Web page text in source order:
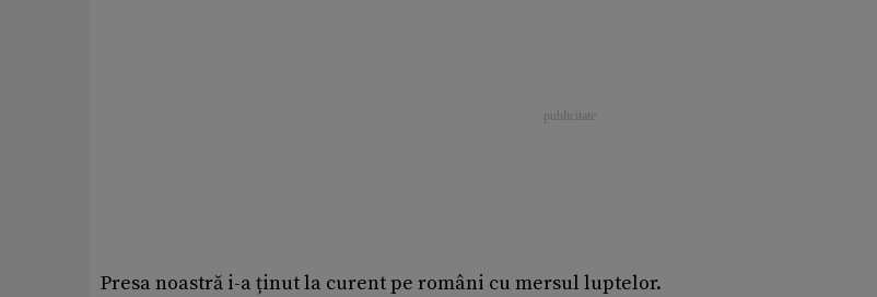
Presa noastră i-a ținut la curent pe români cu mersul luptelor.